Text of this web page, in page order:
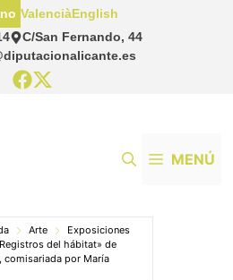
C/San Fernando, 44
ValenciàEnglish
MENÚ
Arte
Exposiciones
del hábitat» de
comisariada por María